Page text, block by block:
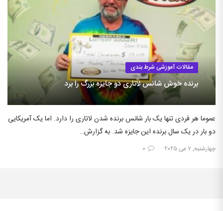
مقالات آموزشی شرط بندی
برنده خوش شانس لاتاری دو جایزه بزرگ را برد
عموما هر فردی تنها یک بار شانس برنده شدن لاتاری را دارد. اما یک آمریکایی
دو بار در یک سال برنده این جایزه شد. به گزارش…
چهارشنبه, ۷ می ۲۰۲۵ ۰